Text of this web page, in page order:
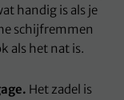
handig is als je
schijfremmen
als het nat is.
Het zadel is